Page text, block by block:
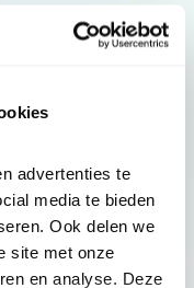
advertenties te
media te bieden
Ook delen we
site met onze
en analyse. Deze
acties en tips